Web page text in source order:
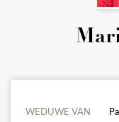
WEDUWE VAN